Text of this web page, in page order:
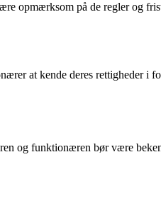
opmærksom på de regler og
at kende deres rettigheder i
og funktionæren bør være